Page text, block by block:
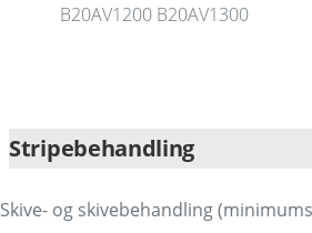
B20AV1200 B20AV1300
Stripebehandling
Skive- og skivebehandling